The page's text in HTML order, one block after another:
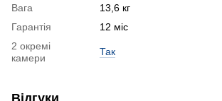
Вага
13,6 кг
Гарантія
12 міс
2 окремі
камери
Так
Відгуки